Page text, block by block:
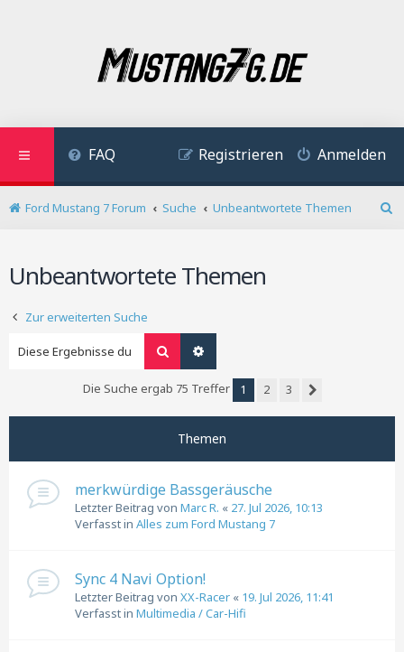
FAQ Anmelden
Registrieren
Ford Mustang 7 Forum Suche
Unbeantwortete Themen
Unbeantwortete Themen
Zur erweiterten Suche
Suche
Die Suche ergab 75 Treffer 1 2
3
Themen
merkwürdige Bassgeräusche
Letzter Beitrag von Marc R. « 27. Jul 2026, 10:13
Verfasst in Alles zum Ford Mustang 7
Sync 4 Navi Option!
Letzter Beitrag von XX-Racer « 19. Jul 2026, 11:41
Verfasst in Multimedia / Car-Hifi